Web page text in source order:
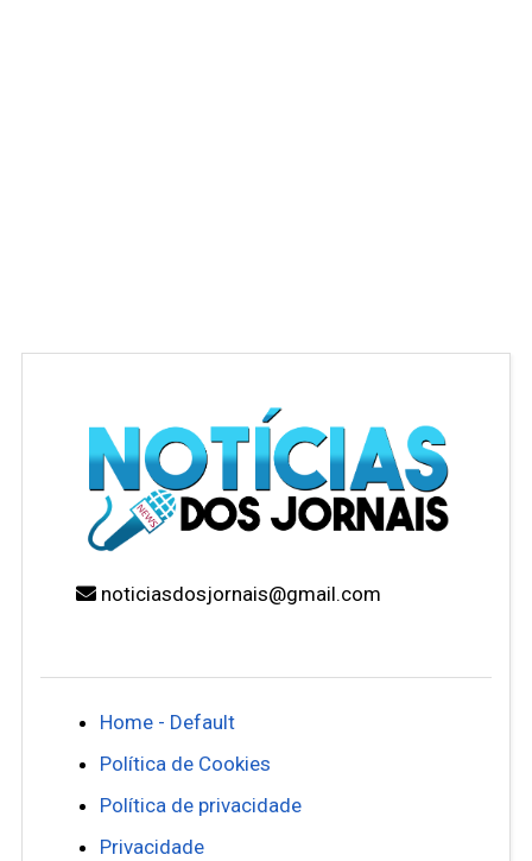
noticiasdosjornais@gmail.com
Home - Default
Política de Cookies
Política de privacidade
Privacidade